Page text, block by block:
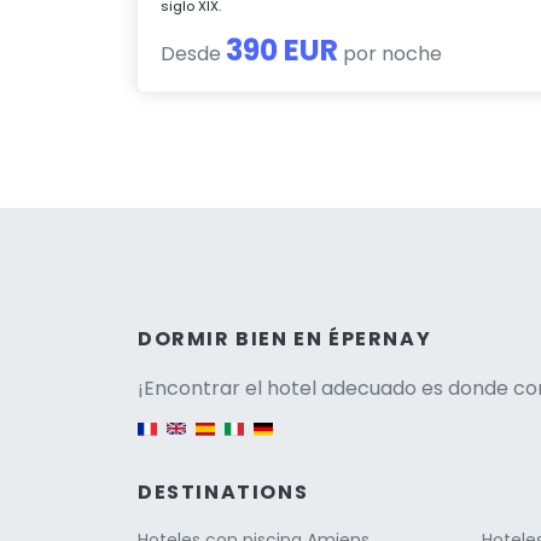
siglo XIX.
Desde 390 EUR por noche
DORMIR BIEN EN ÉPERNAY
¡Encontrar el hotel adecuado es donde
DESTINATIONS